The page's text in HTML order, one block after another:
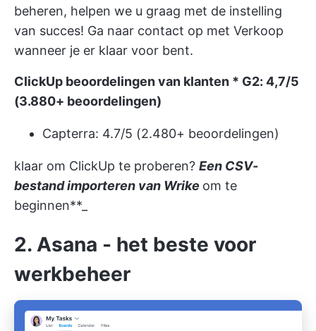
beheren, helpen we u graag met de instelling
van succes! Ga naar contact op met Verkoop
wanneer je er klaar voor bent.
ClickUp beoordelingen van klanten * G2: 4,7/5
(3.880+ beoordelingen)
Capterra: 4.7/5 (2.480+ beoordelingen)
klaar om ClickUp te proberen? Een CSV-
bestand importeren van Wrike om te
beginnen**_
2. Asana - het beste voor
werkbeheer